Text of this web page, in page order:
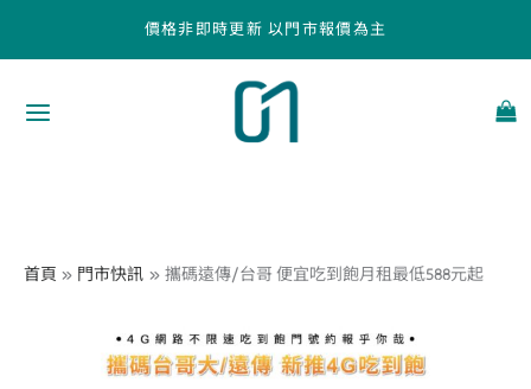
價格非即時更新 以門市報價為主
首頁 門市快訊 攜碼遠傳/台哥 便宜吃到飽月租最低588元起